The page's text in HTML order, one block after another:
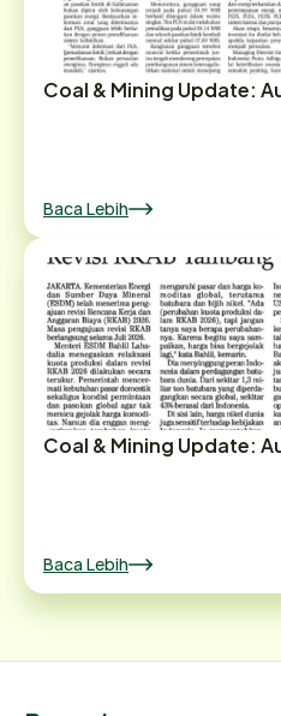
Coal & Mining Update:
Baca Lebih
Coal & Mining Update:
Baca Lebih